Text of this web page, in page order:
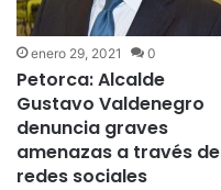
enero 29, 2021 0
Petorca: Alcalde
Gustavo Valdenegro
denuncia graves
amenazas a través de
redes sociales